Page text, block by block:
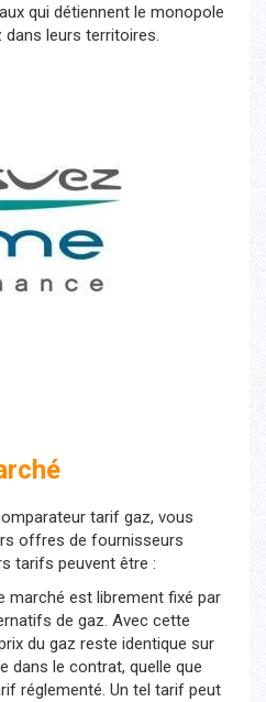
qui détiennent le monopole
leurs territoires.
tarif gaz, vous
offres de fournisseurs
tarifs peuvent être :
marché est librement fixé par
de gaz. Avec cette
du gaz reste identique sur
dans le contrat, quelle que
réglementé. Un tel tarif peut